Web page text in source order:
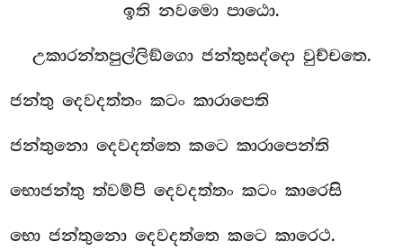
ඉති නවමො පාඨො.
උකාරන්තපුල්ලිඞ්ගො ජන්තුසද්දො වුච්චතෙ.
ජන්තු දෙවදත්තං කටං කාරාපෙති
ජන්තුනො දෙවදත්තෙ කටෙ කාරාපෙන්ති
භොජන්තු ත්වම්පි දෙවදත්තං කටං කාරෙසි
භො ජන්තුනො දෙවදත්තෙ කටෙ කාරෙථ.